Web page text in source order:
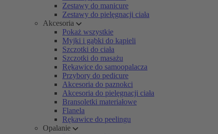
Zestawy do manicure
Zestawy do pielęgnacji ciała
Akcesoria
Pokaż wszystkie
Myjki i gąbki do kąpieli
Szczotki do ciała
Szczotki do masażu
Rękawice do samoopalacza
Przybory do pedicure
Akcesoria do paznokci
Akcesoria do pielęgnacji ciała
Bransoletki materiałowe
Flanela
Rękawice do peelingu
Opalanie